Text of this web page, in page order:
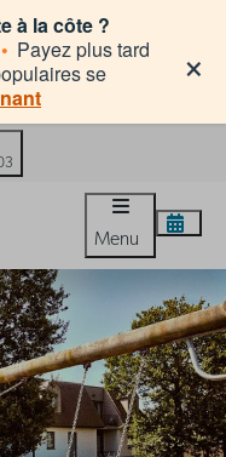
à la côte ?
• Payez plus tard
se
×
Menu